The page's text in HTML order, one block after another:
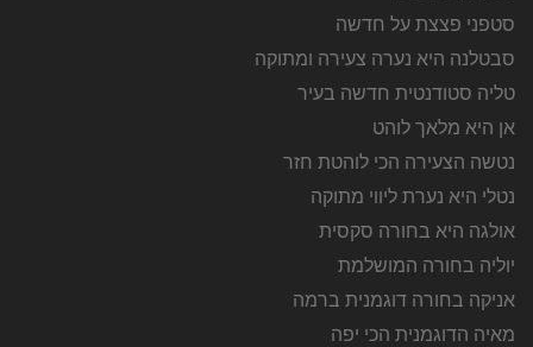
סטפני פצצת על חדשה
סבטלנה היא נערה צעירה ומתוקה
טליה סטודנטית חדשה בעיר
אן היא מלאך לוהט
נטשה הצעירה הכי לוהטת חזר
נטלי היא נערת ליווי מתוקה
אולגה היא בחורה סקסית
יוליה בחורה המושלמת
אניקה בחורה דוגמנית ברמה
מאיה הדוגמנית הכי יפה